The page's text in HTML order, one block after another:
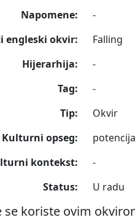
Napomene:
-
engleski okvir:
Falling
Hijerarhija:
-
Tag:
-
Tip:
Okvir
Kulturni opseg:
kontekst:
-
Status:
U radu
se koriste ovim